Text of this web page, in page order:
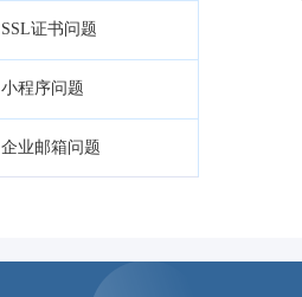
SSL证书问题
小程序问题
企业邮箱问题